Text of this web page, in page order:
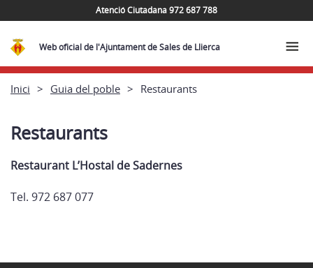
Atenció Ciutadana 972 687 788
Web oficial de l'Ajuntament de Sales de Llierca
Inici Guia del poble Restaurants
Restaurants
Restaurant L’Hostal de Sadernes
Tel. 972 687 077